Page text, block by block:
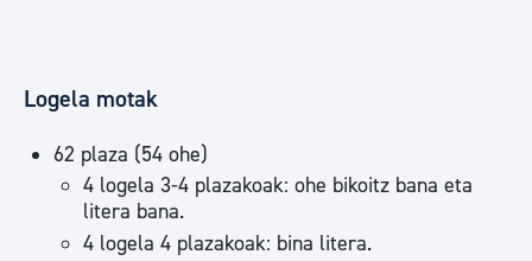
Logela motak
62 plaza (54 ohe)
4 logela 3-4 plazakoak: ohe bikoitz bana eta
litera bana.
4 logela 4 plazakoak: bina litera.